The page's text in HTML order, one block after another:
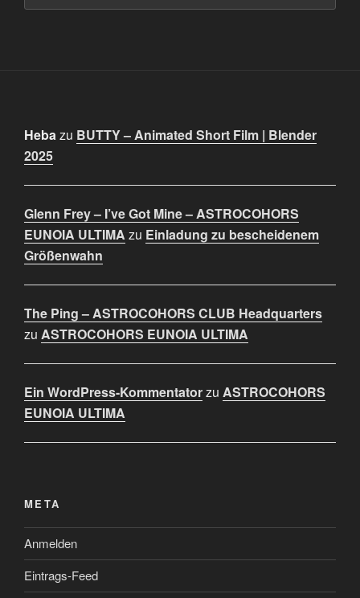
Hebazu BUTTY – Animated Short Film | Blender
2025
Glenn Frey – I’ve Got Mine – ASTROCOHORS
EUNOIA ULTIMA zu Einladung zu bescheidenem
Größenwahn
The Ping – ASTROCOHORS CLUB Headquarters
zu ASTROCOHORS EUNOIA ULTIMA
Ein WordPress-Kommentatorzu ASTROCOHORS
EUNOIA ULTIMA
META
Anmelden
Eintrags-Feed